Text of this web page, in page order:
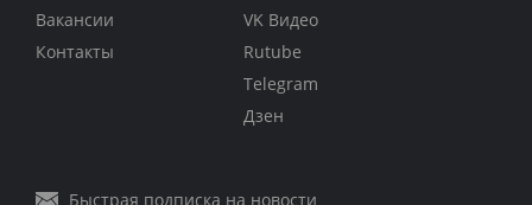
Вакансии
Контакты
VK Видео
Rutube
Telegram
Дзен
Быстрая подписка на новости